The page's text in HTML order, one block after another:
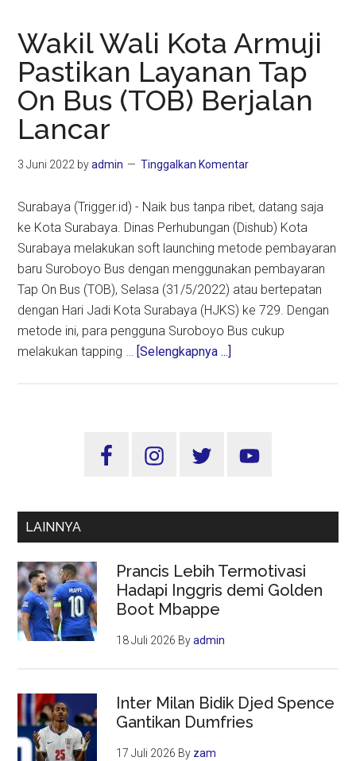
Wakil Wali Kota Armuji
Pastikan Layanan Tap
On Bus (TOB) Berjalan
Lancar
3 Juni 2022 byadmin Tinggalkan Komentar
Surabaya (Trigger.id) - Naik bus tanpa ribet, datang saja
ke Kota Surabaya. Dinas Perhubungan (Dishub) Kota
Surabaya melakukan soft launching metode pembayaran
baru Suroboyo Bus dengan menggunakan pembayaran
Tap On Bus (TOB), Selasa (31/5/2022) atau bertepatan
dengan Hari Jadi Kota Surabaya (HJKS) ke 729. Dengan
metode ini, para pengguna Suroboyo Bus cukup
melakukan tapping … [Selengkapnya ...]
Pastikan
On
Berjalan
Lancar
Sidebar
LAINNYA
Prancis Lebih Termotivasi
Hadapi Inggris demi Golden
Boot Mbappe
18 Juli 2026 Byadmin
Inter Milan Bidik Djed Spence
Gantikan Dumfries
17 Juli 2026 By zam